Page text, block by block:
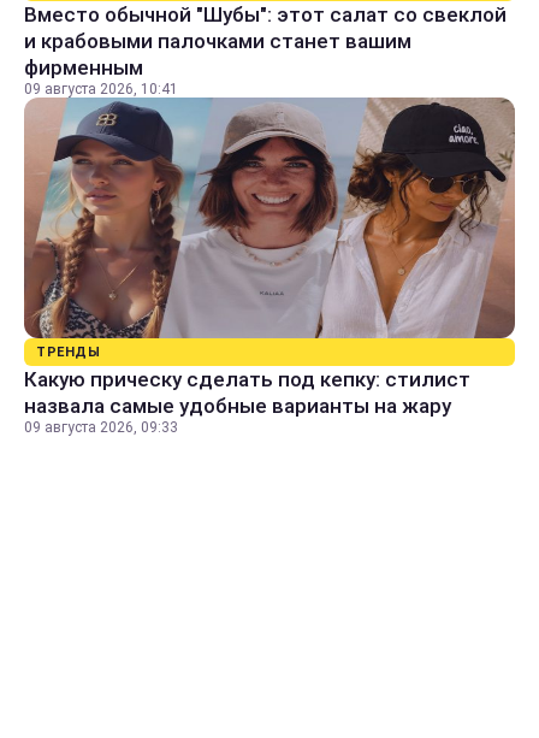
Вместо обычной "Шубы": этот салат со свеклой
и крабовыми палочками станет вашим
фирменным
09 августа 2026, 10:41
ТРЕНДЫ
Какую прическу сделать под кепку: стилист
назвала самые удобные варианты на жару
09 августа 2026, 09:33